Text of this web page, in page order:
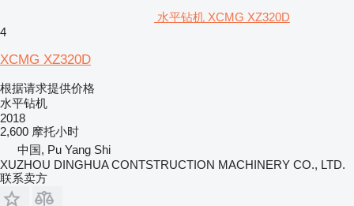
水平钻机 XCMG XZ320D
4
XCMG XZ320D
根据请求提供价格
水平钻机
2018
2,600 摩托小时
中国, Pu Yang Shi
XUZHOU DINGHUA CONTSTRUCTION MACHINERY CO., LTD.
联系卖方